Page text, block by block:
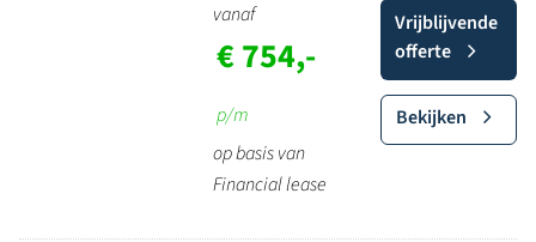
vanaf
€ 754,-
p/m
op basis van
Financial lease
Vrijblijvende
offerte
Bekijken